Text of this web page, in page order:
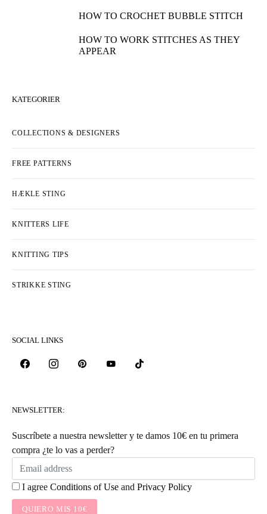
HOW TO CROCHET BUBBLE STITCH
HOW TO WORK STITCHES AS THEY
APPEAR
KATEGORIER
COLLECTIONS & DESIGNERS
FREE PATTERNS
HÆKLE STING
KNITTERS LIFE
KNITTING TIPS
STRIKKE STING
SOCIAL LINKS
NEWSLETTER:
Suscríbete a nuestra newsletter y te damos 10€ en tu primera
compra ¿te lo vas a perder?
I agree Conditions of Use and Privacy Policy
QUIERO MIS 10€